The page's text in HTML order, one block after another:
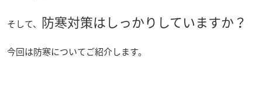
そして、 防寒対策はしっかりしていますか？
今回は防寒についてご紹介します。